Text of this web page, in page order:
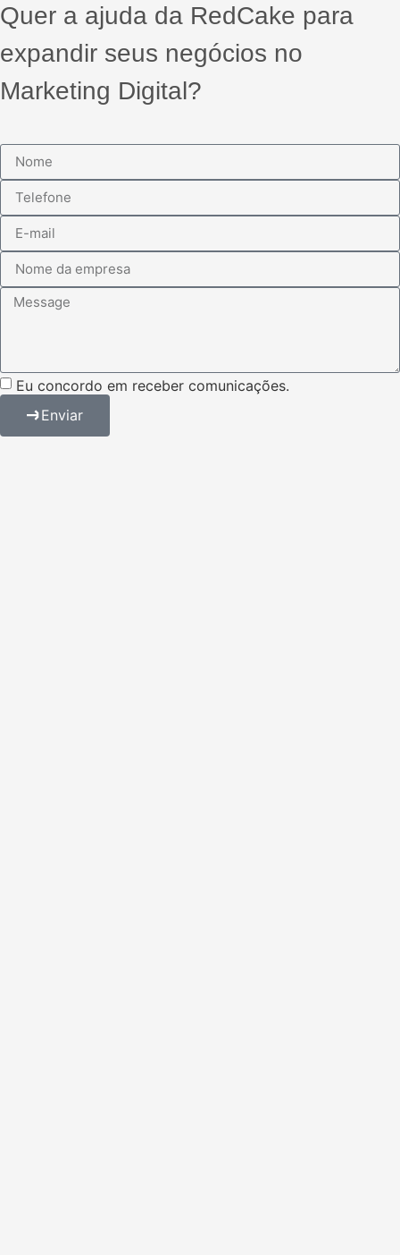
Quer a ajuda da RedCake para
expandir seus negócios no
Marketing Digital?
Eu concordo em receber comunicações.
Enviar